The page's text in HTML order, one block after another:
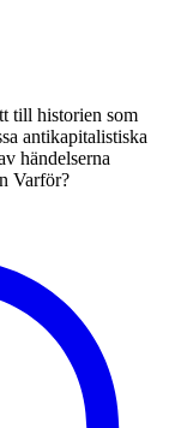
till historien som
antikapitalistiska
händelserna
Varför?